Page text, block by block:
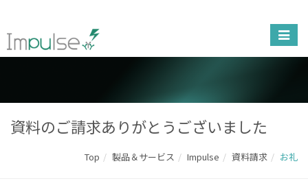
資料のご請求ありがとうございました
Top 製品＆サービス Impulse 資料請求 お礼